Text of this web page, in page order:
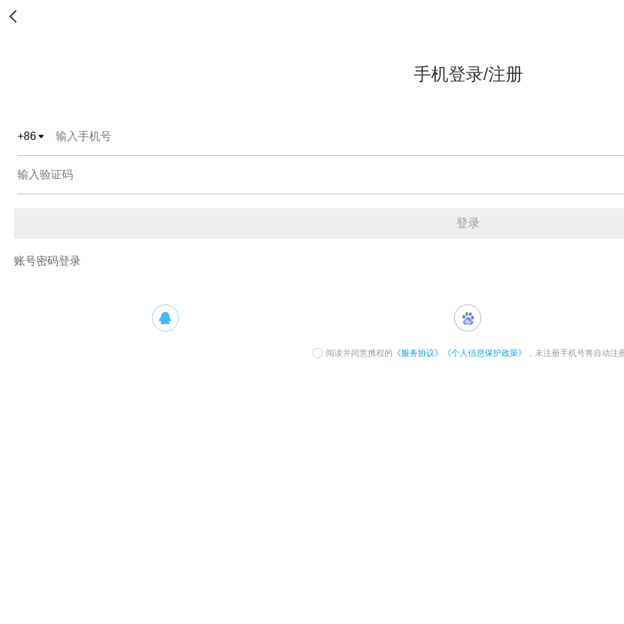
手机登录/注册
+86
登录
账号密码登录
阅读并同意携程的 《服务协议》 《个人信息保护政策》 ，未注册手机号将自动注